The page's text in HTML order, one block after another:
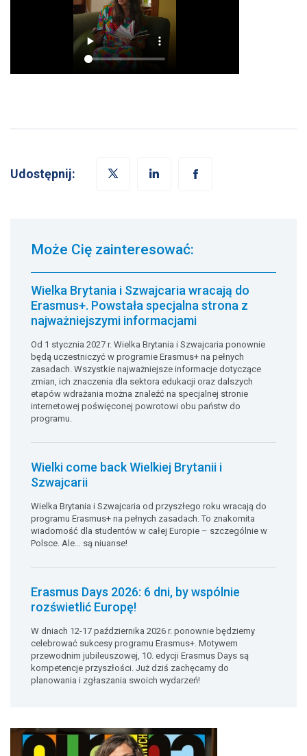
Udostępnij:
Może Cię zainteresować:
Wielka Brytania i Szwajcaria wracają do
Erasmus+. Powstała specjalna strona z
najważniejszymi informacjami
Od 1 stycznia 2027 r. Wielka Brytania i Szwajcaria ponownie
będą uczestniczyć w programie Erasmus+ na pełnych
zasadach. Wszystkie najważniejsze informacje dotyczące
zmian, ich znaczenia dla sektora edukacji oraz dalszych
etapów wdrażania można znaleźć na specjalnej stronie
internetowej poświęconej powrotowi obu państw do
programu.
Wielki come back Wielkiej Brytanii i
Szwajcarii
Wielka Brytania i Szwajcaria od przyszłego roku wracają do
programu Erasmus+ na pełnych zasadach. To znakomita
wiadomość dla studentów w całej Europie – szczególnie w
Polsce. Ale… są niuanse!
Erasmus Days 2026: 6 dni, by wspólnie
rozświetlić Europę!
W dniach 12-17 października 2026 r. ponownie będziemy
celebrować sukcesy programu Erasmus+. Motywem
przewodnim jubileuszowej, 10. edycji Erasmus Days są
kompetencje przyszłości. Już dziś zachęcamy do
planowania i zgłaszania swoich wydarzeń!